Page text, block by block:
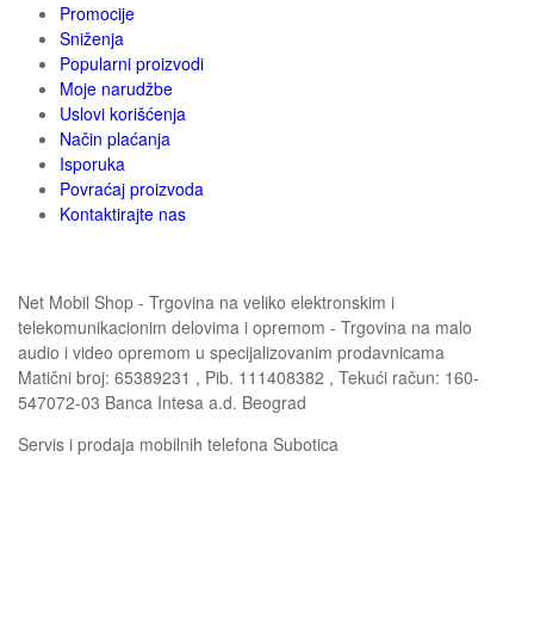
Promocije
Sniženja
Popularni proizvodi
Moje narudžbe
Uslovi korišćenja
Način plaćanja
Isporuka
Povraćaj proizvoda
Kontaktirajte nas
Net Mobil Shop - Trgovina na veliko elektronskim i
telekomunikacionim delovima i opremom - Trgovina na malo
audio i video opremom u specijalizovanim prodavnicama
Matični broj: 65389231 , Pib. 111408382 , Tekući račun: 160-
547072-03 Banca Intesa a.d. Beograd
Servis i prodaja mobilnih telefona Subotica